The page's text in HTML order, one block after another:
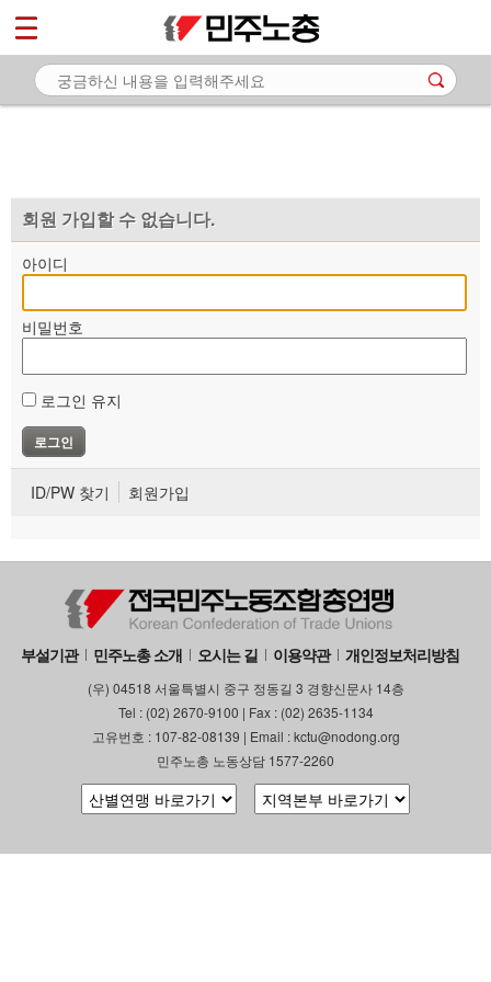
회원 가입할 수 없습니다.
아이디
비밀번호
로그인 유지
ID/PW 찾기 회원가입
부설기관 민주노총 소개 오시는 길 이용약관 개인정보처리방침
(우) 04518 서울특별시 중구 정동길 3 경향신문사 14층
Tel : (02) 2670-9100 | Fax : (02) 2635-1134
고유번호 : 107-82-08139 | Email : kctu@nodong.org
민주노총 노동상담 1577-2260
마이페이지
소개
자료
부설기관